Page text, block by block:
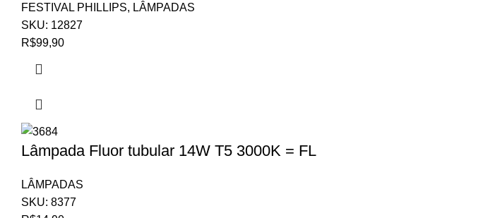
FESTIVAL PHILLIPS, LÂMPADAS
SKU: 12827
R$99,90
Lâmpada Fluor tubular 14W T5 3000K = FL
LÂMPADAS
SKU: 8377